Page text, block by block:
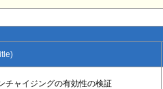
チャイジングの有効性の検証